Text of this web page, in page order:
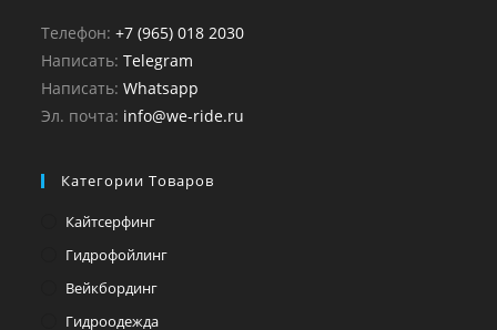
Телефон:+7 (965) 018 2030
Написать:Telegram
Написать:Whatsapp
Эл. почта: info@we-ride.ru
Категории Товаров
Кайтсерфинг
Гидрофойлинг
Вейкбординг
Гидроодежда